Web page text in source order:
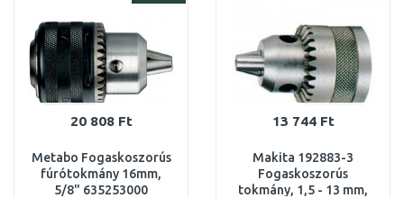
20 808 Ft
Metabo Fogaskoszorús
fúrótokmány 16mm,
5/8" 635253000
13 744 Ft
Makita 192883-3
Fogaskoszorús
tokmány, 1,5 - 13 mm,